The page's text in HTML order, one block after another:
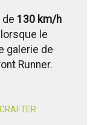
de 130 km/h
le
galerie de
Runner.